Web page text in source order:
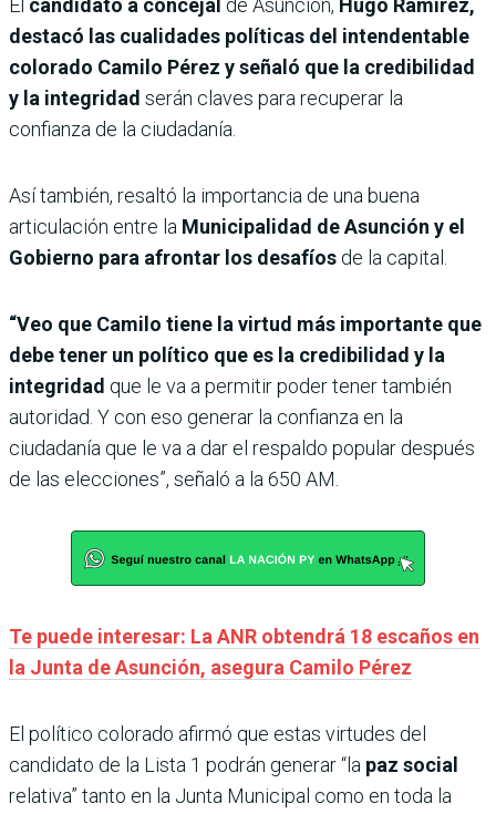
El candidato a concejal de Asunción, Hugo Ramírez,
destacó las cualidades políticas del intendentable
colorado Camilo Pérez y señaló que la credibilidad
y la integridad serán claves para recuperar la
confianza de la ciudadanía.
Así también, resaltó la importancia de una buena
articulación entre la Municipalidad de Asunción y el
Gobierno para afrontar los desafíos de la capital.
“Veo que Camilo tiene la virtud más importante que
debe tener un político que es la credibilidad y la
integridad que le va a permitir poder tener también
autoridad. Y con eso generar la confianza en la
ciudadanía que le va a dar el respaldo popular después
de las elecciones”, señaló a la 650 AM.
Te puede interesar: La ANR obtendrá 18 escaños en
la Junta de Asunción, asegura Camilo Pérez
El político colorado afirmó que estas virtudes del
candidato de la Lista 1 podrán generar “la paz social
relativa” tanto en la Junta Municipal como en toda la